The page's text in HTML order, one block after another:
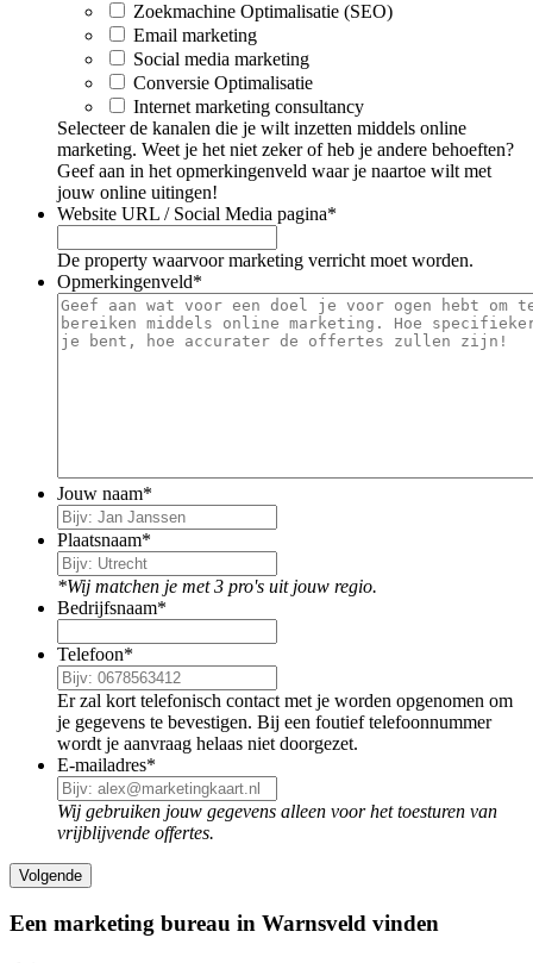
Zoekmachine Optimalisatie (SEO)
Email marketing
Social media marketing
Conversie Optimalisatie
Internet marketing consultancy
Selecteer de kanalen die je wilt inzetten middels online
marketing. Weet je het niet zeker of heb je andere behoeften?
Geef aan in het opmerkingenveld waar je naartoe wilt met
jouw online uitingen!
Website URL / Social Media pagina*
De property waarvoor marketing verricht moet worden.
Opmerkingenveld*
Jouw naam*
Plaatsnaam*
*Wij matchen je met 3 pro's uit jouw regio.
Bedrijfsnaam*
Telefoon*
Er zal kort telefonisch contact met je worden opgenomen om
je gegevens te bevestigen. Bij een foutief telefoonnummer
wordt je aanvraag helaas niet doorgezet.
E-mailadres*
Wij gebruiken jouw gegevens alleen voor het toesturen van
vrijblijvende offertes.
Een marketing bureau in Warnsveld vinden